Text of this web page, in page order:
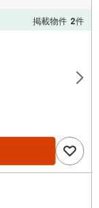
掲載物件 2件